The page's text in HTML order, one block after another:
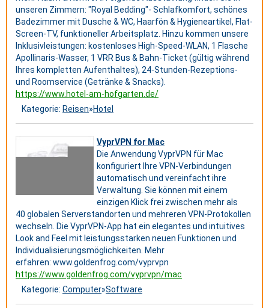
unseren Zimmern: "Royal Bedding"- Schlafkomfort, schönes
Badezimmer mit Dusche & WC, Haarfön & Hygieneartikel, Flat-
Screen-TV, funktioneller Arbeitsplatz. Hinzu kommen unsere
Inklusivleistungen: kostenloses High-Speed-WLAN, 1 Flasche
Apollinaris-Wasser, 1 VRR Bus & Bahn-Ticket (gültig während
Ihres kompletten Aufenthaltes), 24-Stunden-Rezeptions-
und Roomservice (Getränke & Snacks).
https://www.hotel-am-hofgarten.de/
Kategorie: Reisen»Hotel
VyprVPN for Mac
Die Anwendung VyprVPN für Mac
konfiguriert Ihre VPN-Verbindungen
automatisch und vereinfacht ihre
Verwaltung. Sie können mit einem
einzigen Klick frei zwischen mehr als
40 globalen Serverstandorten und mehreren VPN-Protokollen
wechseln. Die VyprVPN-App hat ein elegantes und intuitives
Look and Feel mit leistungsstarken neuen Funktionen und
Individualisierungsmöglichkeiten. Mehr
erfahren: www.goldenfrog.com/vyprvpn
https://www.goldenfrog.com/vyprvpn/mac
Kategorie: Computer»Software